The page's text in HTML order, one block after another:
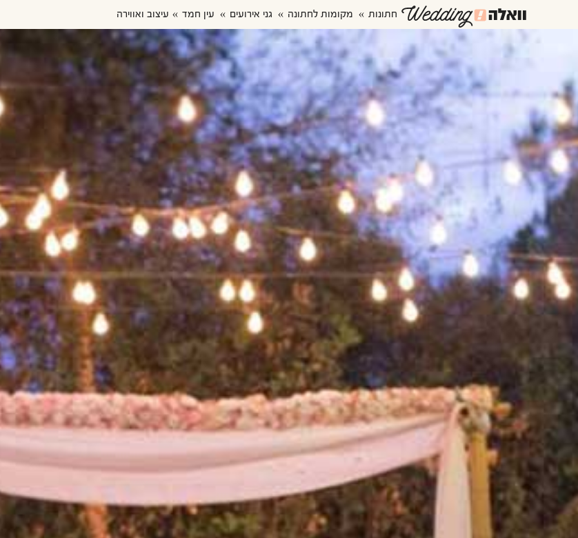
חתונות מקומות לחתונה גני אירועים עין חמד עיצוב ואווירה